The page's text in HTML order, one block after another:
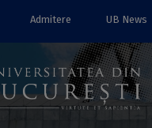
Admitere UB News